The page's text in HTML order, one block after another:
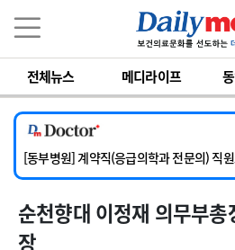
전체뉴스 메디라이프
[서울아산병원] 2026년 하반기 인턴 모집
[영남대학교의료원] 마취통증의학과 임기
[충남대학교병원] 소아청소년과(소아응급
[동부병원] 계약직(응급의학과 전문의) 직
[이대목동병원] 하반기 전공의(레지던트1
[서울아산병원] 2026년 하반기 인턴 모집
[영남대학교의료원] 마취통증의학과 임기제
순천향대 이정재 의무부총
장